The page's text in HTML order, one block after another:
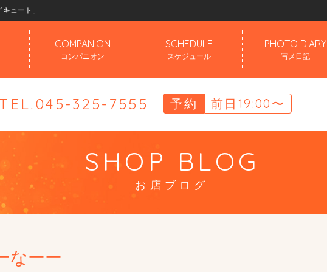
ュート」
COMPANION
コンパニオン
SCHEDULE
スケジュール
PHOTO DIARY
写メ日記
TEL.045-325-7555 予約 前日19:00〜
SHOP BLOG
お店ブログ
なーー